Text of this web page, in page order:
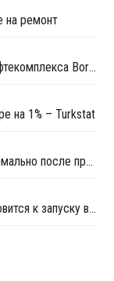
на ремонт
OMV изучает возможность расширения нефтекомплекса Borouge в ОАЭ
на 1% – Turkstat
Производство ПП на Borouge работает нормально после проблем с поставками сырья
Нефтехимический комплекс Borouge 3 готовится к запуску в этом году